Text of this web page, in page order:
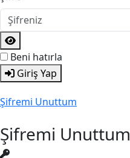
Beni hatırla
Giriş Yap
Şifremi Unuttum
Şifremi Unuttum